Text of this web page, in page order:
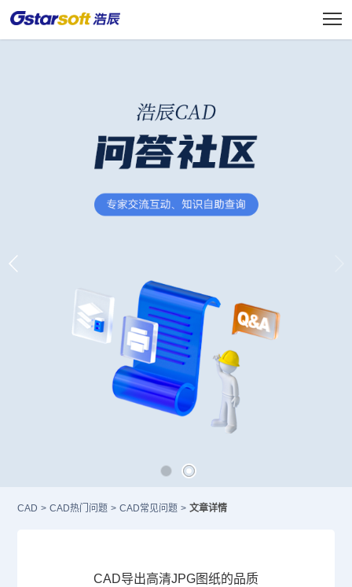
CAD > CAD热门问题 > CAD常见问题 > 文章详情
CAD导出高清JPG图纸的品质